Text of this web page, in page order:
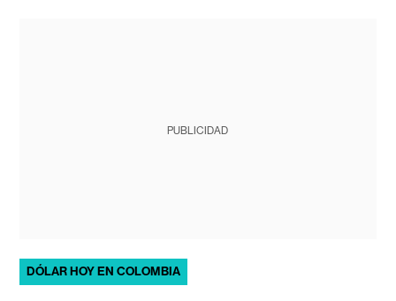
PUBLICIDAD
DÓLAR HOY EN COLOMBIA